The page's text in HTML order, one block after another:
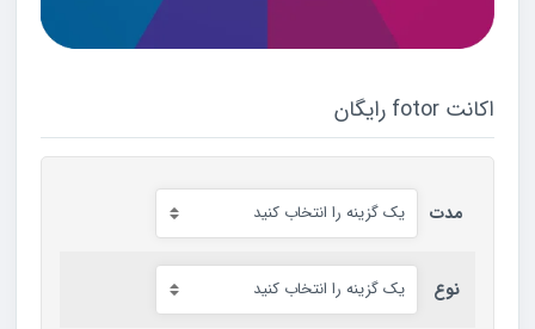
اکانت fotor رایگان
مدت
نوع